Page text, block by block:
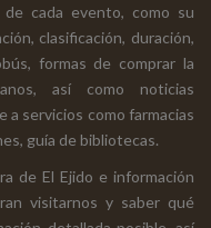
cada evento, como su
clasificación, duración,
formas de comprar la
así como noticias
a servicios como farmacias
guía de bibliotecas.
de El Ejido e información
visitarnos y saber qué